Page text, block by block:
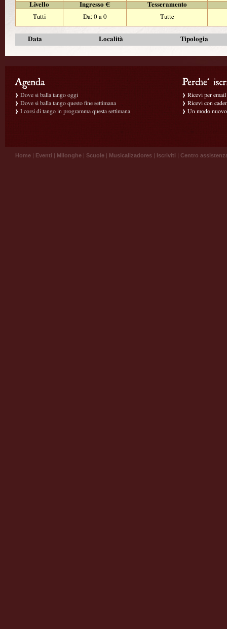
Livello
Ingresso €
Tesseramento
Tutti
Da: 0 a 0 Tutte
Data Località Tipologia
Dove si balla tango oggi
Dove si balla tango questo fine settimana
I corsi di tango in programma questa settimana
Ricevi per
Ricevi con
Un modo
Home | Eventi | Milonghe | Scuole | Musicalizadores | Iscriviti | Centro